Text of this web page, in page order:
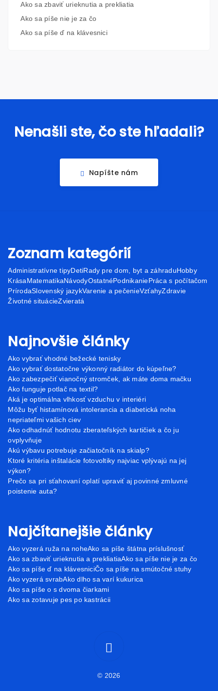
Ako sa zbaviť urieknutia a prekliatia
Ako sa píše nie je za čo
Ako sa píše ď na klávesnici
Nenašli ste, čo ste hľadali?
Napíšte nám
Zoznam kategórií
Administratívne tipyDetiRady pre dom, byt a záhraduHobby
KrásaMatematikaNávodyOstatnéPodnikaniePráca s počítačom
PrírodaSlovenský jazykVarenie a pečenieVzťahyZdravie
Životné situácieZvieratá
Najnovšie články
Ako vybrať vhodné bežecké tenisky
Ako vybrať dostatočne výkonný radiátor do kúpeľne?
Ako zabezpečiť vianočný stromček, ak máte doma mačku
Ako funguje potlač na textil?
Aká je optimálna vlhkosť vzduchu v interiéri
Môžu byť histamínová intolerancia a diabetická noha
nepriateľmi vašich ciev
Ako odhadnúť hodnotu zberateľských kartičiek a čo ju
ovplyvňuje
Akú výbavu potrebuje začiatočník na skialp?
Ktoré kritéria inštalácie fotovoltiky najviac vplývajú na jej
výkon?
Prečo sa pri sťahovaní oplatí upraviť aj povinné zmluvné
poistenie auta?
Najčítanejšie články
Ako vyzerá ruža na noheAko sa píše štátna príslušnosť
Ako sa zbaviť urieknutia a prekliatiaAko sa píše nie je za čo
Ako sa píše ď na klávesniciČo sa píše na smútočné stuhy
Ako vyzerá svrabAko dlho sa varí kukurica
Ako sa píše o s dvoma čiarkami
Ako sa zotavuje pes po kastrácii
© 2026